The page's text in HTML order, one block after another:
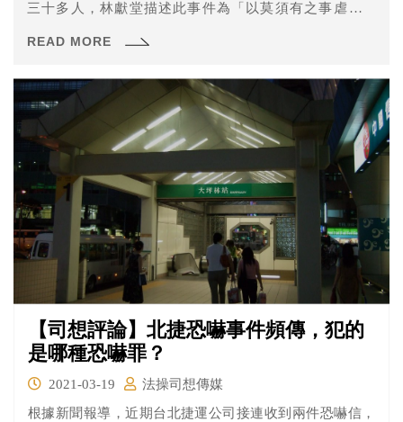
三十多人，林獻堂描述此事件為「以莫須有之事虐待紳
READ MORE
【司想評論】北捷恐嚇事件頻傳，犯的
是哪種恐嚇罪？
2021-03-19
法操司想傳媒
根據新聞報導，近期台北捷運公司接連收到兩件恐嚇信，